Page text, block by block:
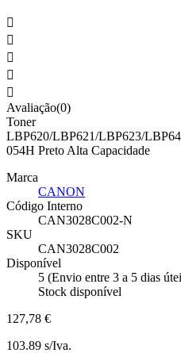





Avaliação(0)
Toner
LBP620/LBP621/LBP623/
054H Preto Alta Capacidade
Marca
CANON
Código Interno
CAN3028C002-N
SKU
CAN3028C002
Disponível
5 (Envio entre 3 a 5 dias
Stock disponível
127,78 €
103.89 s/Iva.